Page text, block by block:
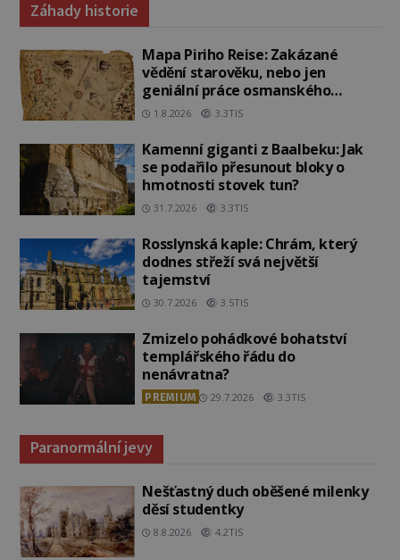
Záhady historie
Mapa Piriho Reise: Zakázané
vědění starověku, nebo jen
geniální práce osmanského
admirála?
1.8.2026 3.3TIS
Kamenní giganti z Baalbeku: Jak
se podařilo přesunout bloky o
hmotnosti stovek tun?
31.7.2026 3.3TIS
Rosslynská kaple: Chrám, který
dodnes střeží svá největší
tajemství
30.7.2026 3.5TIS
Zmizelo pohádkové bohatství
templářského řádu do
nenávratna?
PREMIUM 29.7.2026 3.3TIS
Paranormální jevy
Nešťastný duch oběšené milenky
děsí studentky
8.8.2026 4.2TIS